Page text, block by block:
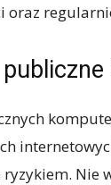
oraz
Nie